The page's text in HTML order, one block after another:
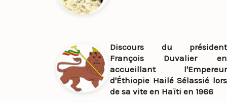
Discours du président
François Duvalier en
accueillant l'Empereur
d'Éthiopie Hailé Sélassié lors
de sa vite en Haïti en 1966